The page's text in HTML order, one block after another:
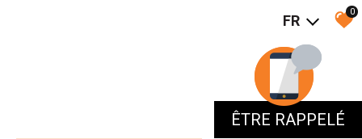
FR
0
ÊTRE RAPPELÉ
ÊTRE RAPPELÉ